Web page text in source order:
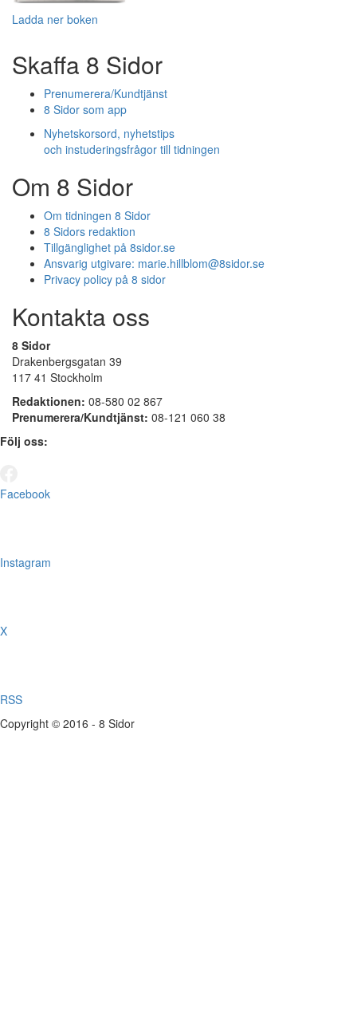
Ladda ner boken
Skaffa 8 Sidor
Prenumerera/Kundtjänst
8 Sidor som app
Nyhetskorsord, nyhetstips
och instuderingsfrågor till tidningen
Om 8 Sidor
Om tidningen 8 Sidor
8 Sidors redaktion
Tillgänglighet på 8sidor.se
Ansvarig utgivare: marie.hillblom@8sidor.se
Privacy policy på 8 sidor
Kontakta oss
8 Sidor
Drakenbergsgatan 39
117 41 Stockholm
Redaktionen: 08-580 02 867
Prenumerera/Kundtjänst: 08-121 060 38
Följ oss:
Facebook
Instagram
X
RSS
Copyright © 2016 - 8 Sidor